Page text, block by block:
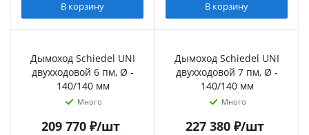
В корзину В корзину
Дымоход Schiedel UNI
двухходовой 6 пм, Ø -
140/140 мм
Много
209 770₽/шт
Дымоход Schiedel UNI
двухходовой 7 пм, Ø -
140/140 мм
Много
227 380₽/шт